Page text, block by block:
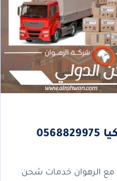
شركة شحن من جدة إلى تركيا 0568829975
الرهوان خدمات شحن